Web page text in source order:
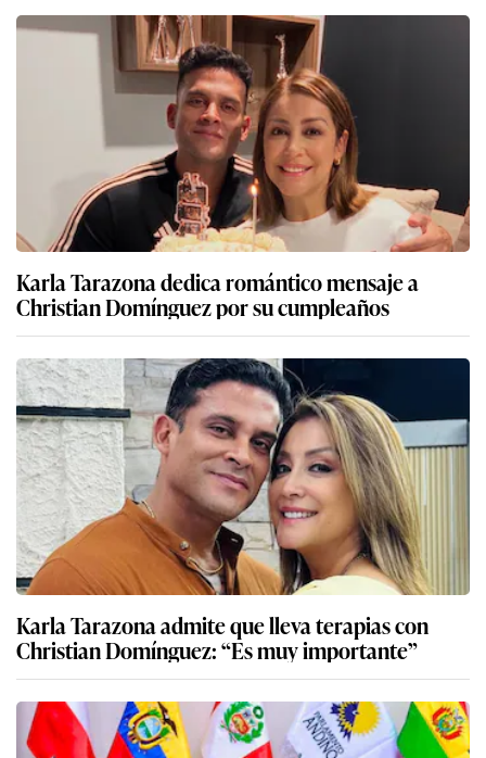
Karla Tarazona dedica romántico mensaje a
Christian Domínguez por su cumpleaños
Karla Tarazona admite que lleva terapias con
Christian Domínguez: “Es muy importante”